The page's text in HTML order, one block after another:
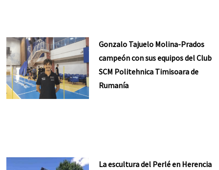
Gonzalo Tajuelo Molina-Prados
campeón con sus equipos del Club
SCM Politehnica Timisoara de
Rumanía
La escultura del Perlé en Herencia